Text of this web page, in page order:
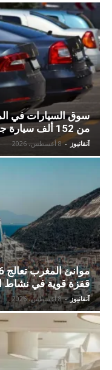
سوق السيارات في
من 152 ألف سيارة جديدة خلال 7 أشهر
آنفانيوز - 8 أغسطس، 2026
قفزة قوية في نشاط
آنفانيوز - 8 أغسطس، 2026